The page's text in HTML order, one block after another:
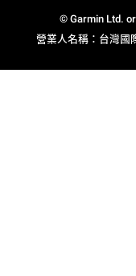
© Garmin Ltd.
營業人名稱：台灣國